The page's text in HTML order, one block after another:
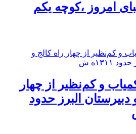
امروز ،کوچه یکم
و کم‌نظیر از چهار
دبيرستان البرز حدود